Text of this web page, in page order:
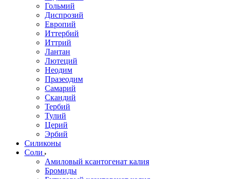
Гольмий
Диспрозий
Европий
Иттербий
Иттрий
Лантан
Лютеций
Неодим
Празеодим
Самарий
Скандий
Тербий
Тулий
Церий
Эрбий
Силиконы
Соли
Амиловый ксантогенат калия
Бромиды